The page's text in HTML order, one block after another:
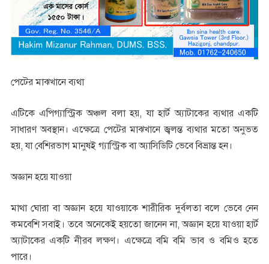
পেটের মাঝখানে ব্যথা
এটিকে এপিগ্যাস্ট্রিক অঞ্চল বলা হয়, যা হার্ট অ্যাটাকের ব্যথার একটি
সাধারণ অবস্থান। এক্ষেত্রে পেটের মাঝখানে জ্বলন্ত ব্যথার মতো অনুভত
হয়, যা বেশিরভাগ মানুষই গ্যাস্ট্রিক বা অ্যাসিডিটি ভেবে বিভ্রান্ত হন।
অজ্ঞান হয়ে যাওয়া
মাথা ঘোরা বা অজ্ঞান হয়ে যাওয়াকে শারীরিক দুর্বলতা বলে ভেবে নেন
কমবেশি সবাই। তবে অনেকেই হয়তো জানেন না, অজ্ঞান হয়ে যাওয়া হার্ট
অ্যাটাকের একটি নীরব লক্ষণ। এক্ষেত্রে বমি বমি ভাব ও বমিও হতে
পারে।